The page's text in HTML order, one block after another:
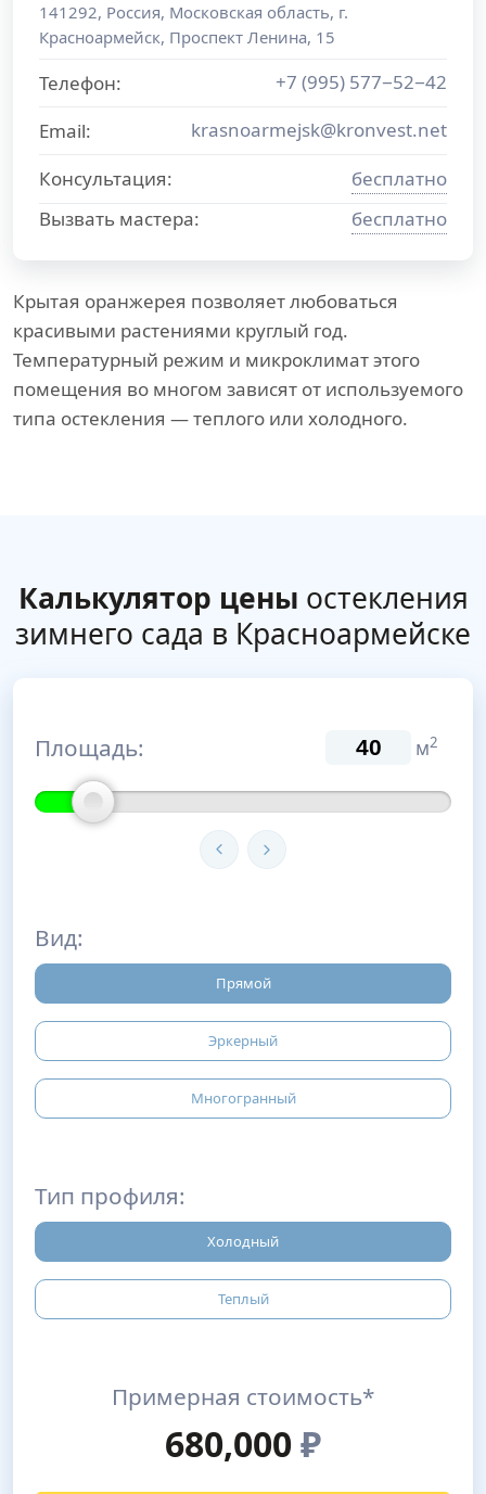
141292, Россия, Московская область, г.
Красноармейск, Проспект Ленина, 15
Телефон:
+7 (995) 577−52−42
Email:
krasnoarmejsk@kronvest.net
Консультация:
бесплатно
Вызвать мастера:
бесплатно
Крытая оранжерея позволяет любоваться
красивыми растениями круглый год.
Температурный режим и микроклимат этого
помещения во многом зависят от используемого
типа остекления — теплого или холодного.
Калькулятор цены остекления
зимнего сада в Красноармейске
Площадь: м2
Вид:
Прямой
Эркерный
Многогранный
Тип профиля:
Холодный
Теплый
Примерная стоимость*
680,000₽